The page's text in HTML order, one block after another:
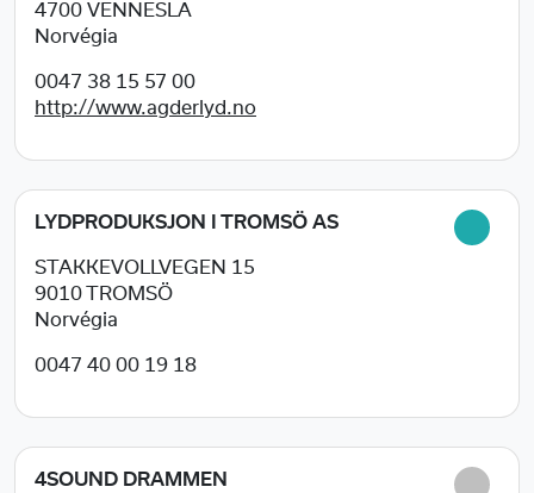
4700 VENNESLA
Norvégia
0047 38 15 57 00
http://www.agderlyd.no
LYDPRODUKSJON I TROMSÖ AS
STAKKEVOLLVEGEN 15
9010
TROMSÖ
Norvégia
0047 40 00 19 18
4SOUND DRAMMEN